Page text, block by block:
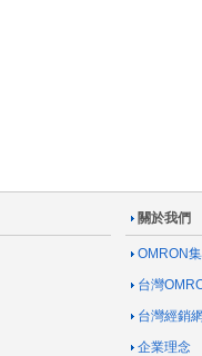
關於我們
OMRON
台灣
台灣經銷
企業理念